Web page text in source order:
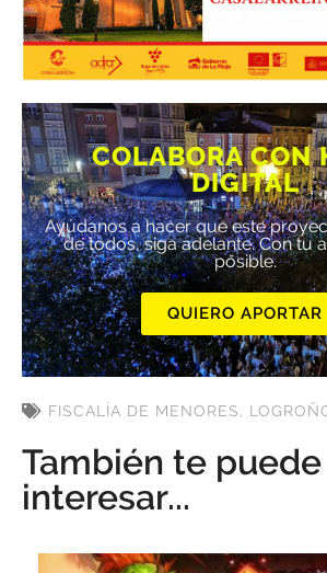
COLABORA CON
DIGITAL
Ayúdanos a hacer que este
de todos, siga adelante. Con tu
posible.
QUIERO APORTAR
FISCALÍA DE MENORES,
También te puede
interesar...